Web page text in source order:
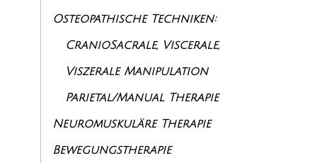
Osteopathische Techniken:
CranioSacrale, Viscerale,
Viszerale Manipulation
Parietal/Manual Therapie
Neuromuskuläre Therapie ​
Bewegungstherapie